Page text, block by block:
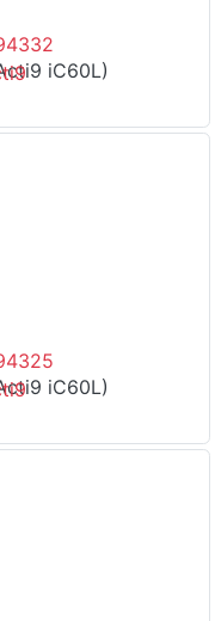
iC60L)
iC60L)